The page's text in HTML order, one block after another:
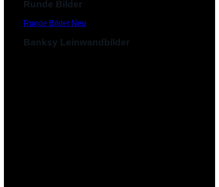
Runde Bilder
Runde Bilder
Banksy Leinwandbilder